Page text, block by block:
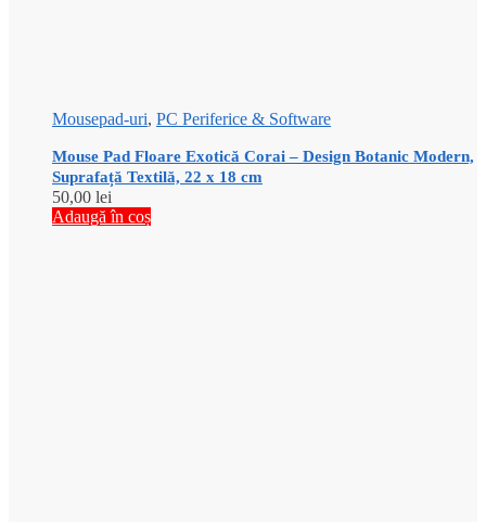
Mousepad-uri, PC Periferice & Software
Mouse Pad Floare Exotică Corai – Design Botanic Modern,
Suprafață Textilă, 22 x 18 cm
50,00 lei
Adaugă în coș